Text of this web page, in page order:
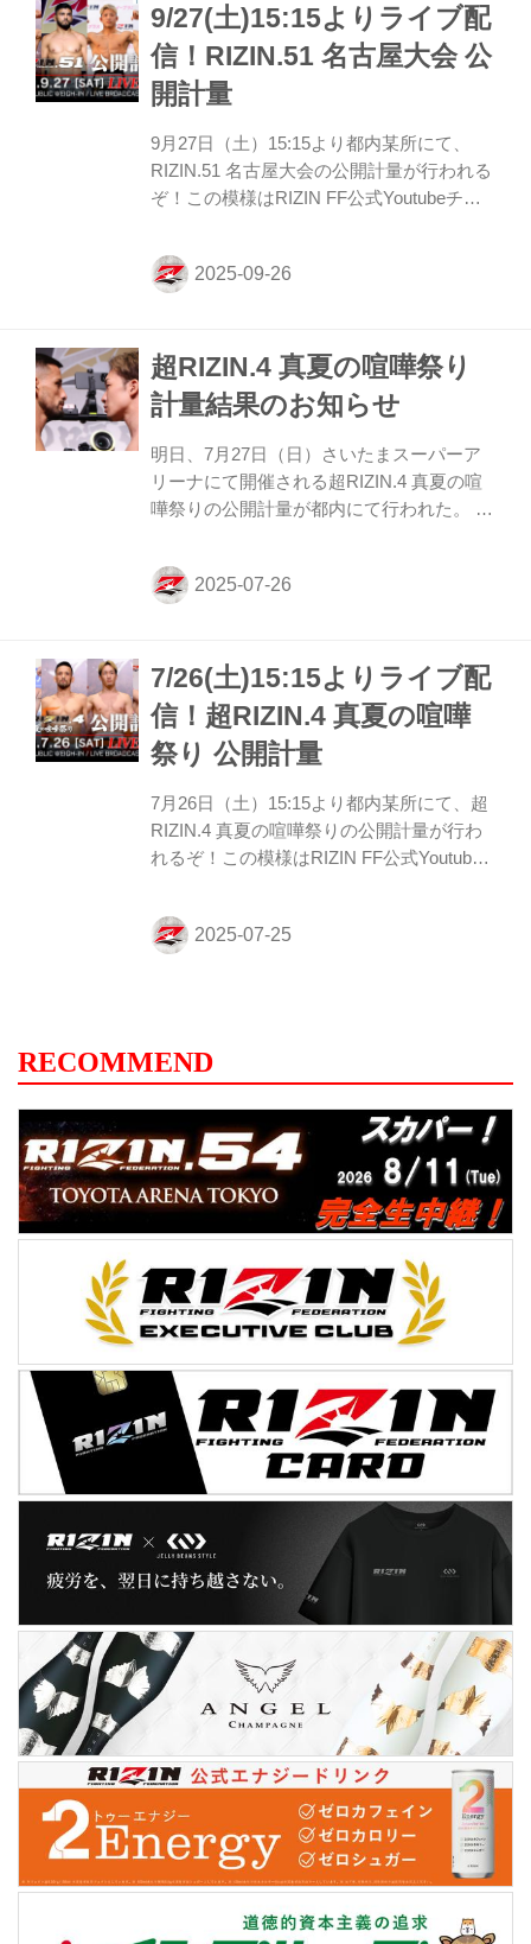
RIZIN.51 公開計量（YouTube） 第14試合／
ライト級タイトルマッチ ホベルト・サト
シ・ソウザ vs. 堀江圭功 第14試合／ライト
級タイトルマッチ ホベルト・サトシ・ソウ
3R（71.0kg契約） ...
9/27(土)15:15よりライブ配
信！RIZIN.51 名古屋大会 公
開計量
9月27日（土）15:15より都内某所にて、
RIZIN.51 名古屋大会の公開計量が行われる
ぞ！この模様はRIZIN FF公式Youtubeチャ
を翌日に控えたファイター達の鍛え上げら
れた肉体、そして張りつめた空気の中で行
屋大会 公開計量 概要 配信日時 2025年9月
27日（土）15:15〜 YouTubeライブ配信
Youtubeチャンネルでは、記者会見のLIVE
配信や試合動画、選手のインタビュー動画
など様々なコンテンツを随時アップロード
しているぞ！最新の...
超RIZIN.4 真夏の喧嘩祭り
計量結果のお知らせ
明日、7月27日（日）さいたまスーパーア
リーナにて開催される超RIZIN.4 真夏の喧
嘩祭りの公開計量が都内にて行われた。 会
選したファンが見つめる中、フェイスオフ
が行われた。緊張感に満ちた公開計量の様
試合／伊澤星花 vs. シン・ユジンについて
第10試合／伊澤星花 vs. シン・ユジンにつ
いて、本日行われた公式計量でシン・ユジ
ンが規定体重（52.00kg）を0.85kg超過した
り条件付きにて試合を実施いたしま...
7/26(土)15:15よりライブ配
信！超RIZIN.4 真夏の喧嘩
祭り 公開計量
7月26日（土）15:15より都内某所にて、超
RIZIN.4 真夏の喧嘩祭りの公開計量が行わ
れるぞ！この模様はRIZIN FF公式Youtube
戦いを翌日に控えたファイター達の鍛え上
げられた肉体、そして張りつめた空気の中
2025年7月26日（土）15:15〜 YouTubeライ
ブ配信 Youtubeチャンネルでは、記者会見
のLIVE配信や試合動画、選手のインタビュ
ー動画など様々なコンテンツを随時アップ
ロードしているぞ...
RECOMMEND